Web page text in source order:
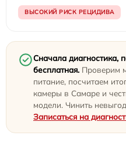
ВЫСОКИЙ РИСК РЕЦИДИВА
Сначала
бесплатная. Проверим
питание, посчитаем
камеры в Самаре и
модели. Чинить
Записаться на